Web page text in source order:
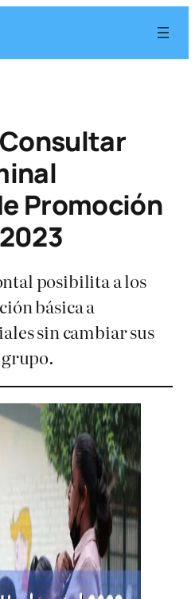
Promoción
posibilita a los
básica a
sin cambiar sus